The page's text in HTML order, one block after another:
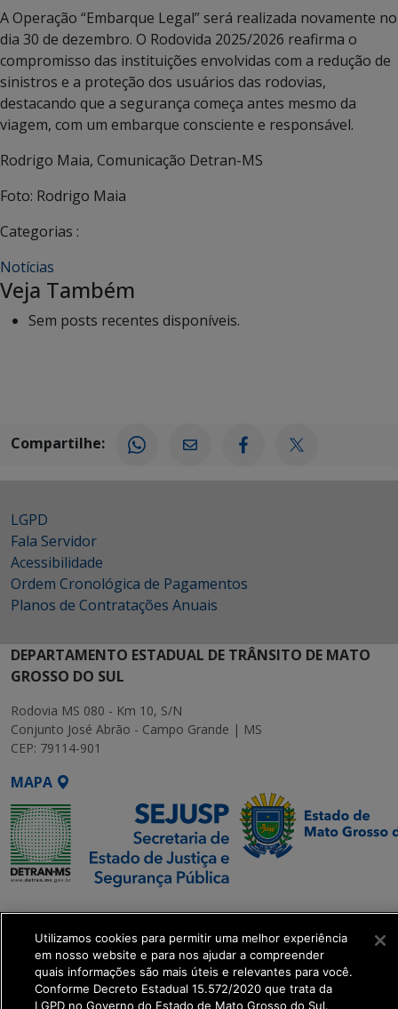
A Operação “Embarque Legal” será realizada novamente no
dia 30 de dezembro. O Rodovida 2025/2026 reafirma o
compromisso das instituições envolvidas com a redução de
sinistros e a proteção dos usuários das rodovias,
destacando que a segurança começa antes mesmo da
viagem, com um embarque consciente e responsável.
Rodrigo Maia, Comunicação Detran-MS
Foto: Rodrigo Maia
Categorias :
Notícias
Veja Também
Sem posts recentes disponíveis.
Compartilhe:
LGPD
Fala Servidor
Acessibilidade
Ordem Cronológica de Pagamentos
Planos de Contratações Anuais
DEPARTAMENTO ESTADUAL DE TRÂNSITO DE MATO
GROSSO DO SUL
Rodovia MS 080 - Km 10, S/N
Conjunto José Abrão - Campo Grande | MS
CEP: 79114-901
MAPA
SETDIG | Secretaria-
Executiva de
Transformação Digital
get_footer();
Utilizamos cookies para permitir uma melhor experiência
em nosso website e para nos ajudar a compreender
quais informações são mais úteis e relevantes para você.
Conforme Decreto Estadual 15.572/2020 que trata da
LGPD no Governo do Estado de Mato Grosso do Sul.